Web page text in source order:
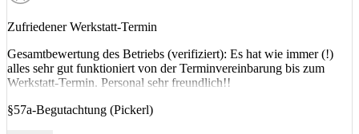
Zufriedener Werkstatt-Termin
Gesamtbewertung des Betriebs (verifiziert): Es hat wie immer (!)
alles sehr gut funktioniert von der Terminvereinbarung bis zum
Werkstatt-Termin. Personal sehr freundlich!!
§57a-Begutachtung (Pickerl)